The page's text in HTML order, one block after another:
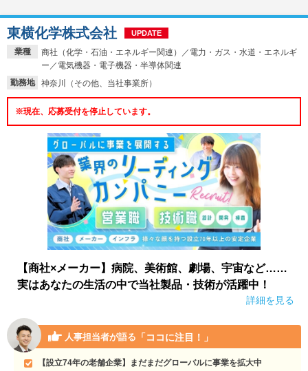
業種
商社（化学・石油・エネルギー関連）／電力・ガス・水道・エネルギ
ー／電気機器・電子機器・半導体関連
勤務地
神奈川（その他、当社事業所）
東横化学株式会社 UPDATE
※現在、応募受付を停止しています。
【商社×メーカー】病院、美術館、劇場、宇宙など……
実はあなたの生活の中で当社製品・技術が活躍中！
詳細を見る
人事担当者が語る 「ココに注目！」
【設立74年の老舗企業】まだまだグローバルに事業を拡大中